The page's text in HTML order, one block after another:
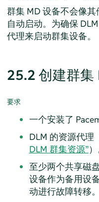
群集 MD 设备不会像
自动启动。为确保
代理来启动群集设备。
25.2 创建群集
要求
一个安装了
DLM 的资源代理
DLM 群集资源”）
至少两个共享磁
设备作为备用设
动进行故障转移。